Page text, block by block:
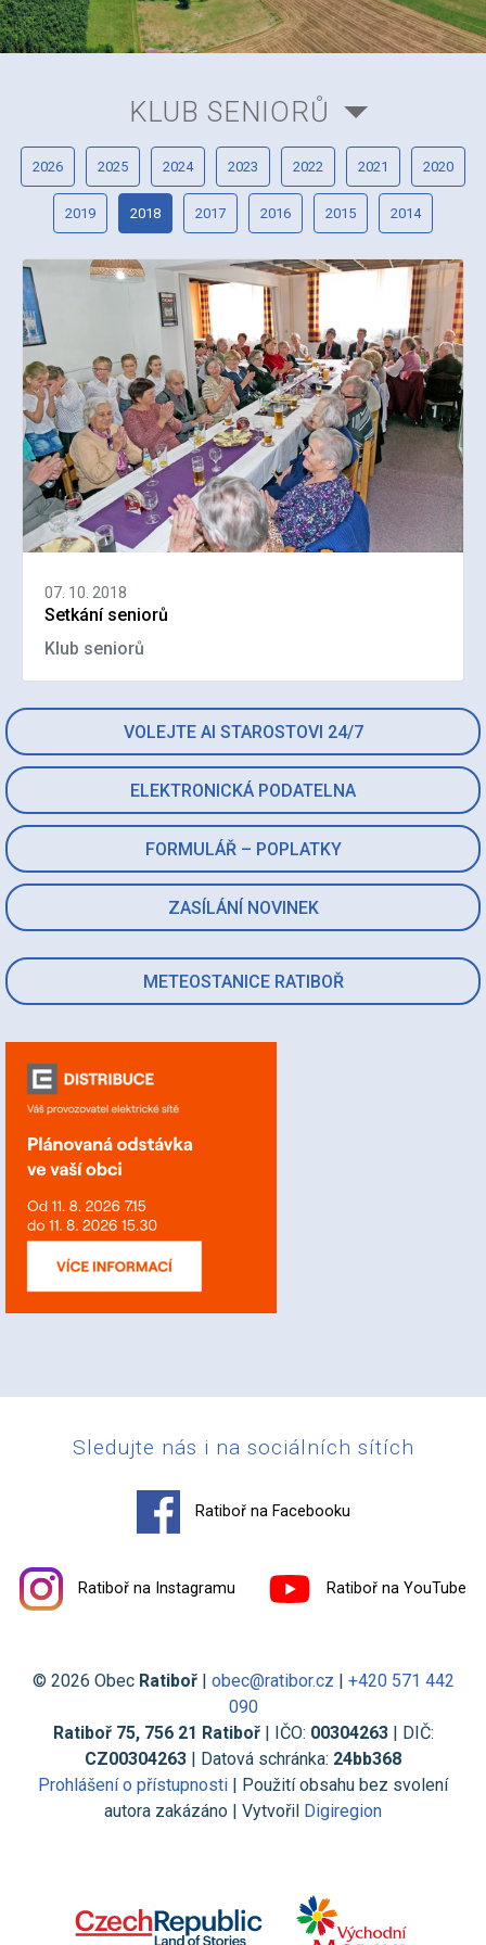
VOLEJTE AI STAROSTOVI 24/7
ELEKTRONICKÁ PODATELNA
FORMULÁŘ – POPLATKY
ZASÍLÁNÍ NOVINEK
METEOSTANICE RATIBOŘ
KLUB SENIORŮ
2026 2025 2024 2023 2022 2021 2020
2019 2018 2017 2016 2015 2014
07. 10. 2018
Setkání seniorů
Klub seniorů
Sledujte nás i na sociálních sítích
Ratiboř na Facebooku
Ratiboř na Instagramu Ratiboř na YouTube
© 2026 Obec Ratiboř| obec@ratibor.cz
+420 571 442
090
Ratiboř 75, 756 21 Ratiboř| IČO: 00304263| DIČ:
CZ00304263 | Datová schránka: 24bb368
Prohlášení o přístupnosti | Použití obsahu bez svolení
autora zakázáno | Vytvořil Digiregion